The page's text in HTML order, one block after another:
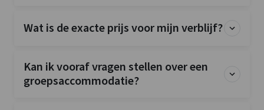
Wat is de exacte prijs voor mijn verblijf?
Kan ik vooraf vragen stellen over een
groepsaccommodatie?